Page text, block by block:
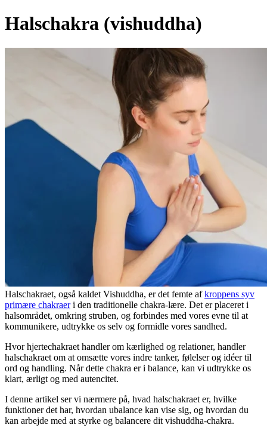
Halschakra (vishuddha)
Halschakraet, også kaldet Vishuddha, er det femte afkroppens syv
primære chakraeri den traditionelle chakra-lære. Det er placeret i
halsområdet, omkring struben, og forbindes med vores evne til at
kommunikere, udtrykke os selv og formidle vores sandhed.
Hvor hjertechakraet handler om kærlighed og relationer, handler
halschakraet om at omsætte vores indre tanker, følelser og idéer til
ord og handling. Når dette chakra er i balance, kan vi udtrykke os
klart, ærligt og med autencitet.
I denne artikel ser vi nærmere på, hvad halschakraet er, hvilke
funktioner det har, hvordan ubalance kan vise sig, og hvordan du
kan arbejde med at styrke og balancere dit vishuddha-chakra.